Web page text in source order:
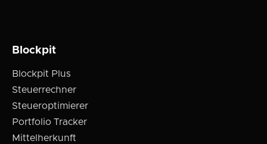
Blockpit
Blockpit Plus
Steuerrechner
Steueroptimierer
Portfolio Tracker
Mittelherkunft